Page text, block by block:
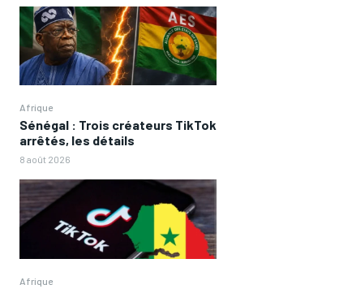
Afrique
Sénégal : Trois créateurs TikTok
arrêtés, les détails
8 août 2026
Afrique